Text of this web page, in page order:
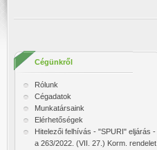
Cégünkről
Rólunk
Cégadatok
Munkatársaink
Elérhetőségek
Hitelezői felhívás - "SPURI" eljárás -
a 263/2022. (VII. 27.) Korm. rendelet